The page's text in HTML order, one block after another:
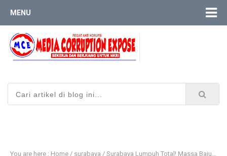
MENU
You are here : Home / surabaya / ​Surabaya Lumpuh Total! Massa Baju Hitam #IndonesiaSekarat Blokade Grahadi, Bakar Tas Sampai Minta Parlemen Dibubarkan